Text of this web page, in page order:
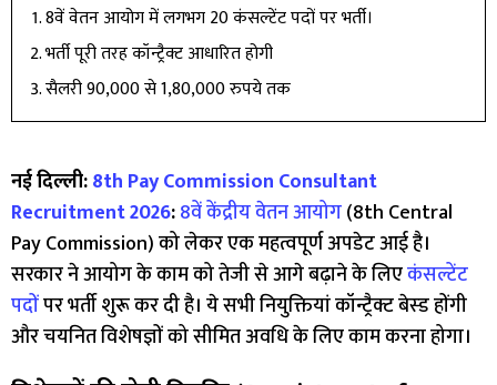
8वें वेतन आयोग में लगभग 20 कंसल्टेंट पदों पर भर्ती।
भर्ती पूरी तरह कॉन्ट्रैक्ट आधारित होगी
सैलरी 90,000 से 1,80,000 रुपये तक
नई दिल्ली:8th Pay Commission Consultant
Recruitment 2026:8वें केंद्रीय वेतन आयोग(8th Central
Pay Commission) को लेकर एक महत्वपूर्ण अपडेट आई है।
सरकार ने आयोग के काम को तेजी से आगे बढ़ाने के लिएकंसल्टेंट
पदोंपर भर्ती शुरू कर दी है। ये सभी नियुक्तियां कॉन्ट्रैक्ट बेस्ड होंगी
और चयनित विशेषज्ञों को सीमित अवधि के लिए काम करना होगा।